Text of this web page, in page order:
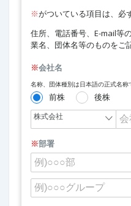
※がついている項目は、必
住所、電話番号、E-mail等
業名、団体名等のものをご
※会社名
名称、団体種別は日本語の正式名称
前株 後株
※部署